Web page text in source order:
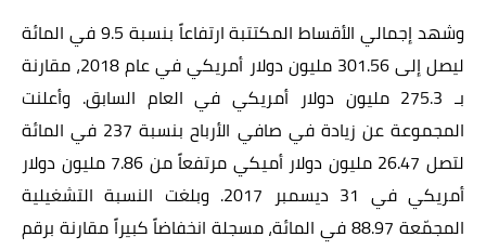
وشهد إجمالي الأقساط المكتتبة ارتفاعاً بنسبة 9.5 في المائة
ليصل إلى 301.56 مليون دولار أمريكي في عام 2018، مقارنة
بـ 275.3 مليون دولار أمريكي في العام السابق. وأعلنت
المجموعة عن زيادة في صافي الأرباح بنسبة 237 في المائة
لتصل 26.47 مليون دولار أميكي مرتفعاً من 7.86 مليون دولار
أمريكي في 31 ديسمبر 2017. وبلغت النسبة التشغيلية
المجمّعة 88.97 في المائة، مسجلة انخفاضاً كبيراً مقارنة برقم